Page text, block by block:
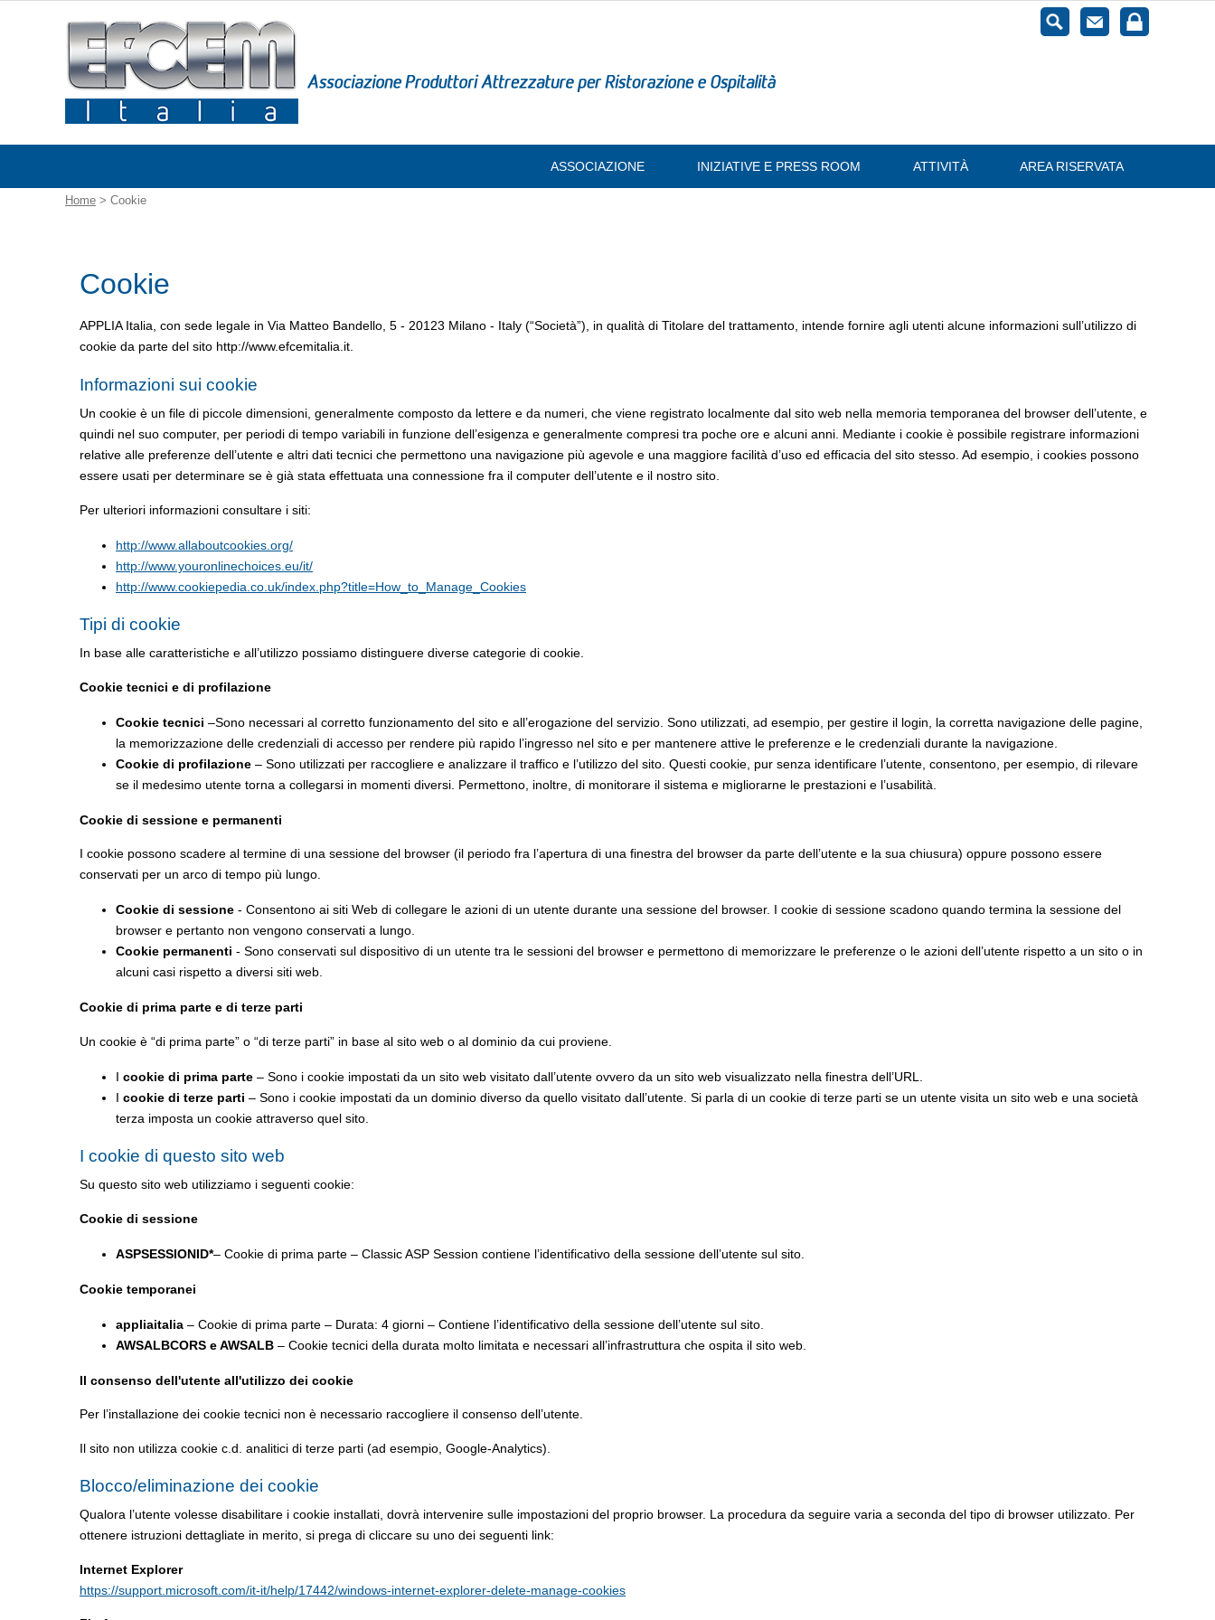
ASSOCIAZIONE INIZIATIVE E PRESS ROOM ATTIVITÀ AREA RISERVATA
Home > Cookie
Cookie
APPLIA Italia, con sede legale in Via Matteo Bandello, 5 - 20123 Milano - Italy (“Società”), in qualità di Titolare del trattamento, intende fornire agli utenti alcune informazioni sull’utilizzo di
cookie da parte del sito http://www.efcemitalia.it.
Informazioni sui cookie
Un cookie è un file di piccole dimensioni, generalmente composto da lettere e da numeri, che viene registrato localmente dal sito web nella memoria temporanea del browser dell’utente, e
quindi nel suo computer, per periodi di tempo variabili in funzione dell’esigenza e generalmente compresi tra poche ore e alcuni anni. Mediante i cookie è possibile registrare informazioni
relative alle preferenze dell’utente e altri dati tecnici che permettono una navigazione più agevole e una maggiore facilità d’uso ed efficacia del sito stesso. Ad esempio, i cookies possono
essere usati per determinare se è già stata effettuata una connessione fra il computer dell’utente e il nostro sito.
Per ulteriori informazioni consultare i siti:
http://www.allaboutcookies.org/
http://www.youronlinechoices.eu/it/
http://www.cookiepedia.co.uk/index.php?title=How_to_Manage_Cookies
Tipi di cookie
In base alle caratteristiche e all’utilizzo possiamo distinguere diverse categorie di cookie.
Cookie tecnici e di profilazione
Cookie tecnici –Sono necessari al corretto funzionamento del sito e all’erogazione del servizio. Sono utilizzati, ad esempio, per gestire il login, la corretta navigazione delle pagine,
la memorizzazione delle credenziali di accesso per rendere più rapido l’ingresso nel sito e per mantenere attive le preferenze e le credenziali durante la navigazione.
Cookie di profilazione – Sono utilizzati per raccogliere e analizzare il traffico e l’utilizzo del sito. Questi cookie, pur senza identificare l’utente, consentono, per esempio, di rilevare
se il medesimo utente torna a collegarsi in momenti diversi. Permettono, inoltre, di monitorare il sistema e migliorarne le prestazioni e l’usabilità.
Cookie di sessione e permanenti
I cookie possono scadere al termine di una sessione del browser (il periodo fra l’apertura di una finestra del browser da parte dell’utente e la sua chiusura) oppure possono essere
conservati per un arco di tempo più lungo.
Cookie di sessione - Consentono ai siti Web di collegare le azioni di un utente durante una sessione del browser. I cookie di sessione scadono quando termina la sessione del
browser e pertanto non vengono conservati a lungo.
Cookie permanenti - Sono conservati sul dispositivo di un utente tra le sessioni del browser e permettono di memorizzare le preferenze o le azioni dell’utente rispetto a un sito o in
alcuni casi rispetto a diversi siti web.
Cookie di prima parte e di terze parti
Un cookie è “di prima parte” o “di terze parti” in base al sito web o al dominio da cui proviene.
I cookie di prima parte – Sono i cookie impostati da un sito web visitato dall’utente ovvero da un sito web visualizzato nella finestra dell’URL.
I cookie di terze parti – Sono i cookie impostati da un dominio diverso da quello visitato dall’utente. Si parla di un cookie di terze parti se un utente visita un sito web e una società
terza imposta un cookie attraverso quel sito.
I cookie di questo sito web
Su questo sito web utilizziamo i seguenti cookie:
Cookie di sessione
ASPSESSIONID*– Cookie di prima parte – Classic ASP Session contiene l’identificativo della sessione dell’utente sul sito.
Cookie temporanei
appliaitalia – Cookie di prima parte – Durata: 4 giorni – Contiene l’identificativo della sessione dell’utente sul sito.
AWSALBCORS e AWSALB – Cookie tecnici della durata molto limitata e necessari all’infrastruttura che ospita il sito web.
Il consenso dell'utente all'utilizzo dei cookie
Per l’installazione dei cookie tecnici non è necessario raccogliere il consenso dell’utente.
Il sito non utilizza cookie c.d. analitici di terze parti (ad esempio, Google-Analytics).
Blocco/eliminazione dei cookie
Qualora l’utente volesse disabilitare i cookie installati, dovrà intervenire sulle impostazioni del proprio browser. La procedura da seguire varia a seconda del tipo di browser utilizzato. Per
ottenere istruzioni dettagliate in merito, si prega di cliccare su uno dei seguenti link:
Internet Explorer
https://support.microsoft.com/it-it/help/17442/windows-internet-explorer-delete-manage-cookies